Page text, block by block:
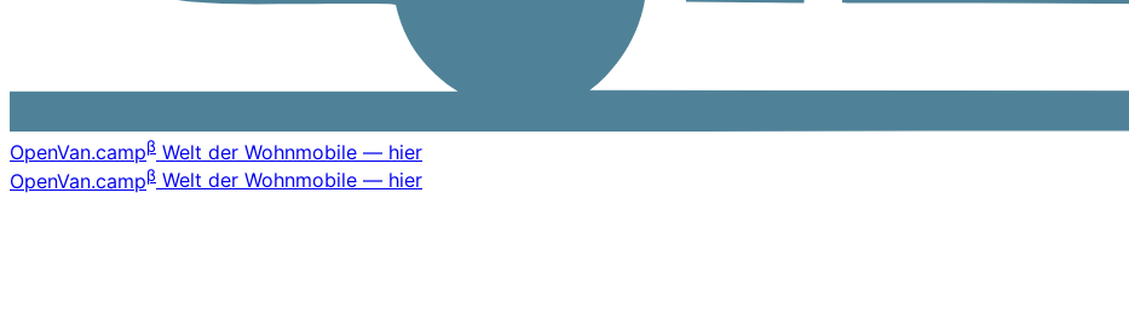
OpenVan.campβ Welt der Wohnmobile — hier
OpenVan.campβ Welt der Wohnmobile — hier